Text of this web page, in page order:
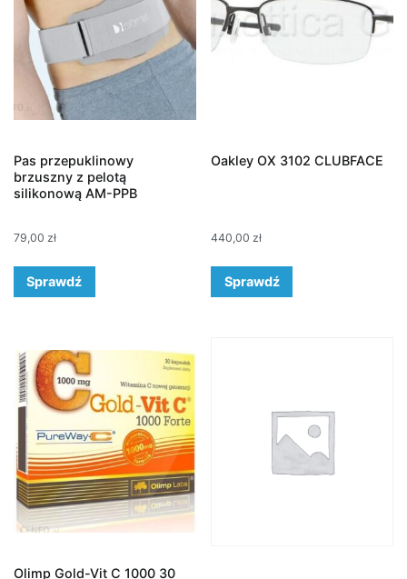
Pas przepuklinowy
brzuszny z pelotą
silikonową AM-PPB
79,00 zł
Sprawdź
Oakley OX 3102 CLUBFACE
440,00 zł
Sprawdź
Olimp Gold-Vit C 1000 30